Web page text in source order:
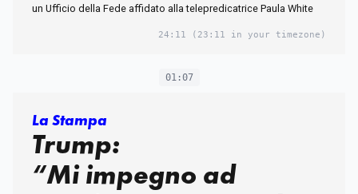
un Ufficio della Fede affidato alla telepredicatrice Paula White
24:11 (23:11 in your timezone)
01:07
La Stampa
Trump:
“Mi impegno ad